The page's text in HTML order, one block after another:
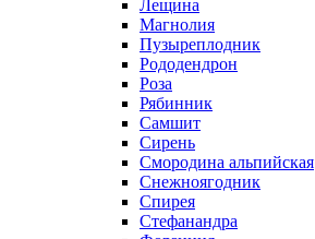
Лещина
Магнолия
Пузыреплодник
Рододендрон
Роза
Рябинник
Самшит
Сирень
Смородина альпийская
Снежноягодник
Спирея
Стефанандра